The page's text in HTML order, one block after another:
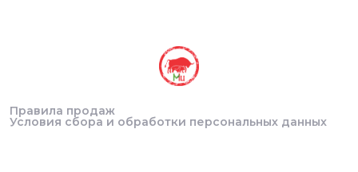
Правила продаж
Условия сбора и обработки персональных данных